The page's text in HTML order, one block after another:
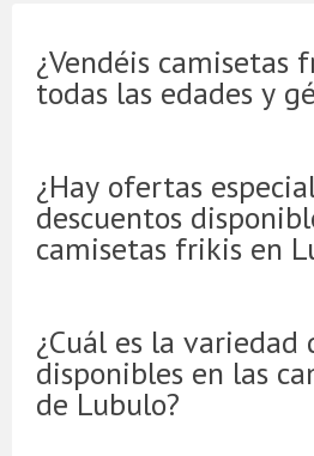
¿Vendéis camisetas
todas las edades y
¿Hay ofertas
descuentos
camisetas frikis en
¿Cuál es la variedad
disponibles en las
de Lubulo?